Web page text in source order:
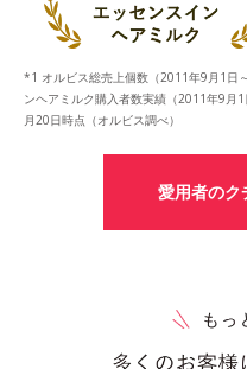
*1 オルビス総売上個数（2011年9月1日
ンヘアミルク購入者数実績（2011年9
月20日時点（オルビス調べ）
愛用者のク